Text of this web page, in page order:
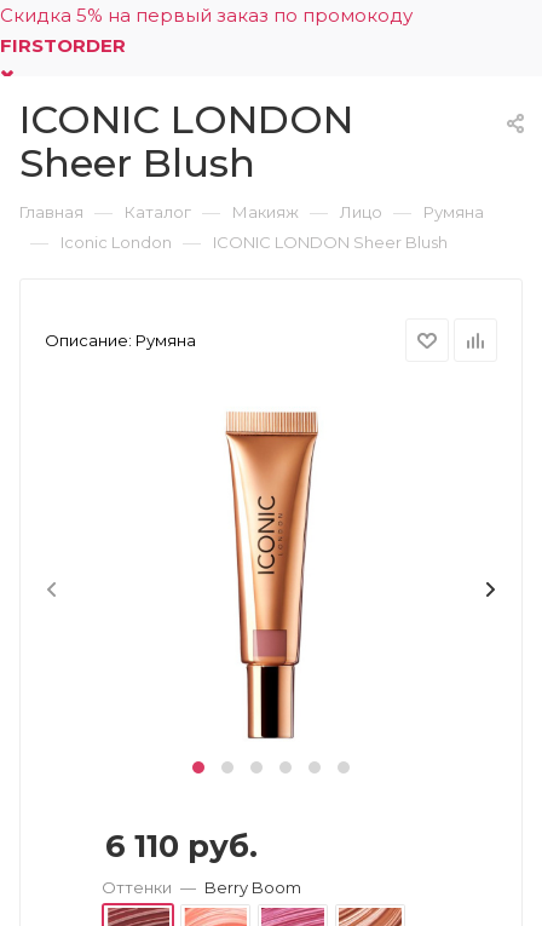
Скидка 5% на первый заказ по промокоду
FIRSTORDER
0
ICONIC LONDON
Sheer Blush
Главная — Каталог — Макияж — Лицо — Румяна
— Iconic London — ICONIC LONDON Sheer Blush
Описание: Румяна
6 110 руб.
Оттенки — Berry Boom